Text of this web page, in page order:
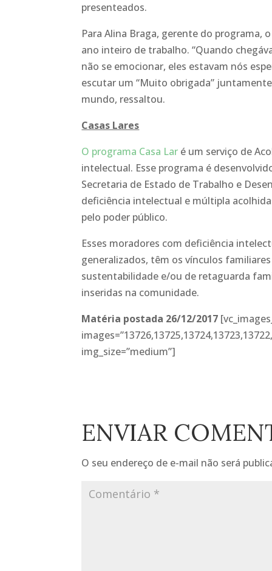
presenteados.
Para Alina Braga, gerente do programa,
ano inteiro de trabalho. “Quando
não se emocionar, eles estavam nós
escutar um “Muito obrigada”
mundo, ressaltou.
Casas Lares
O programa Casa Lar é um serviço de
intelectual. Esse programa é
Secretaria de Estado de Trabalho e
deficiência intelectual e múltipla
pelo poder público.
Esses moradores com deficiência
generalizados, têm os vínculos
sustentabilidade e/ou de retaguarda
inseridas na comunidade.
Matéria postada 26/12/2017
img_size=”medium”]
ENVIAR
O seu endereço de e-mail não será